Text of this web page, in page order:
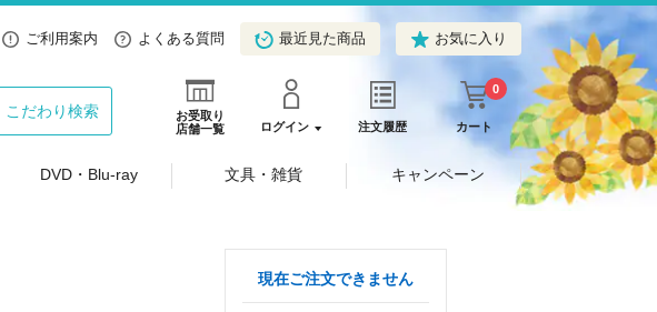
ご利用案内 よくある質問 最近見た商品 お気に入り
お受取り
店舗一覧
ログイン 注文履歴 カート
0
こだわり検索
DVD・Blu-ray 文具・雑貨 キャンペーン
現在ご注文できません